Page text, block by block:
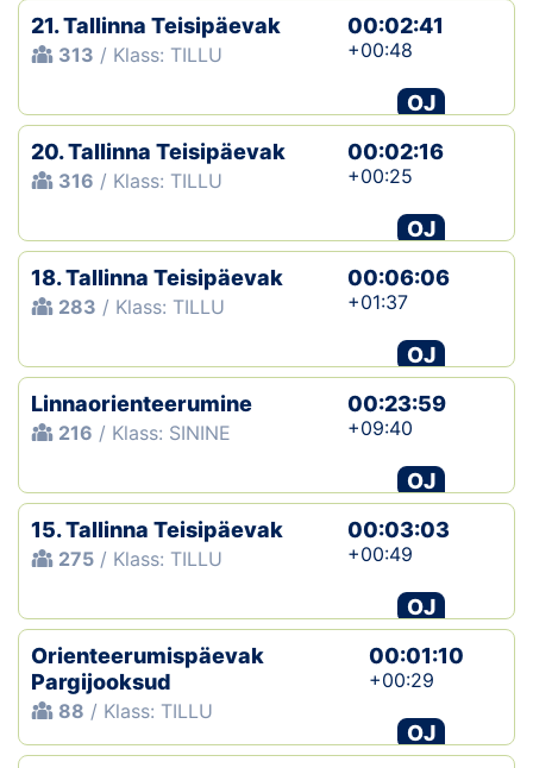
21. Tallinna Teisipäevak
313 / Klass: TILLU
00:02:41
+00:48
OJ
20. Tallinna Teisipäevak
316 / Klass: TILLU
00:02:16
+00:25
OJ
18. Tallinna Teisipäevak
283 / Klass: TILLU
00:06:06
+01:37
OJ
Linnaorienteerumine
216 / Klass: SININE
00:23:59
+09:40
OJ
15. Tallinna Teisipäevak
275 / Klass: TILLU
00:03:03
+00:49
OJ
Orienteerumispäevak
Pargijooksud
88 / Klass: TILLU
00:01:10
+00:29
OJ